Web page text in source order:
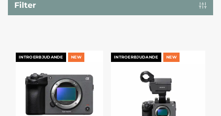
Filter
INTROERBJUDANDE NEW INTROERBJUDANDE NEW